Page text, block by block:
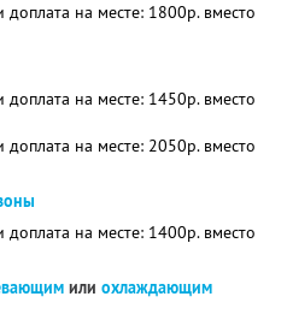
на месте: 1800р. вместо
на месте: 1450р. вместо
на месте: 2050р. вместо
на месте: 1400р. вместо
или охлаждающим